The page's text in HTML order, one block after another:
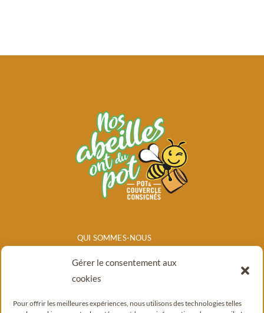
Gérer le consentement aux
cookies
Pour offrir les meilleures expériences, nous utilisons des technologies telles
QUI SOMMES-NOUS
POINTS DE
BLOG